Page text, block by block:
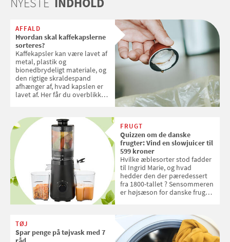
AFFALD
Hvordan skal kaffekapslerne
sorteres?
Kaffekapsler kan være lavet af
metal, plastik og
bionedbrydeligt materiale, og
den rigtige skraldespand
afhænger af, hvad kapslen er
lavet af. Her får du overblikket
FRUGT
Quizzen om de danske
frugter: Vind en slowjuicer til
599 kroner
Hvilke æblesorter stod fadder
til Ingrid Marie, og hvad
hedder den der pæredessert
fra 1800-tallet ? Sensommeren
er højsæson for danske fruger,
favoritter. Det fejrer Samvirke
med en quiz om alt det danske
frugt, vi elsker. Konkurrencen
TØJ
Spar penge på tøjvask med 7